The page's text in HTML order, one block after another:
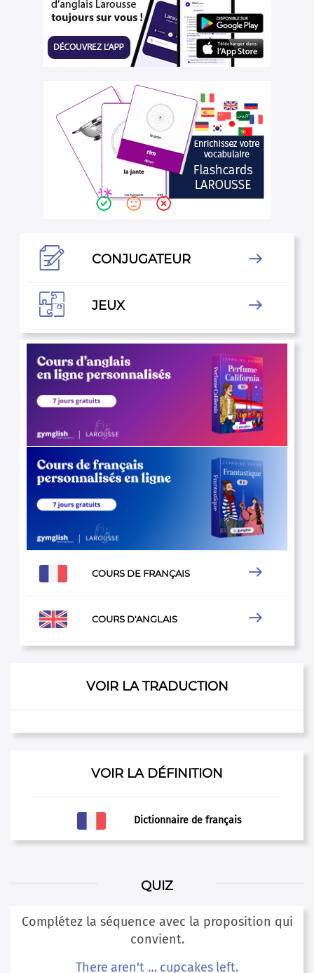
 CONJUGATEUR 
 JEUX 
COURS DE FRANÇAIS 
COURS D'ANGLAIS 
VOIR LA TRADUCTION
VOIR LA DÉFINITION
Dictionnaire de français
QUIZ
Complétez la séquence avec la proposition qui
convient.
There aren't … cupcakes left.